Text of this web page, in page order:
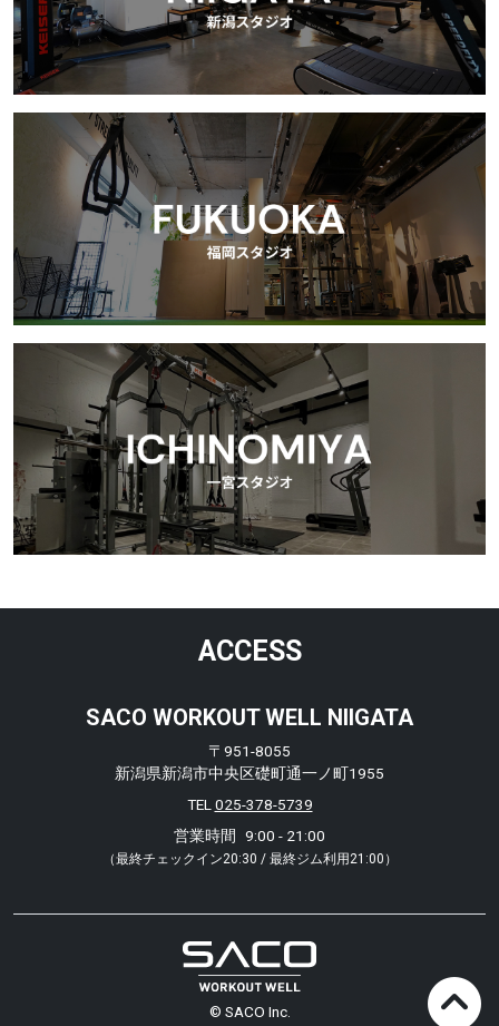
ACCESS
SACO WORKOUT WELL NIIGATA
〒951-8055
新潟県新潟市中央区礎町通一ノ町1955
TEL025-378-5739
営業時間
9:00 - 21:00
（最終チェックイン20:30 / 最終ジム利用21:00）
© SACO Inc.